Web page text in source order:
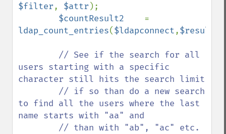
$filter, $attr );
$countResult2
ldap_count_entries($ldapconnect,$results
// See if the search for all
users starting with a specific
character still hits the search limit
to find all the users where the last
name starts with "aa" and